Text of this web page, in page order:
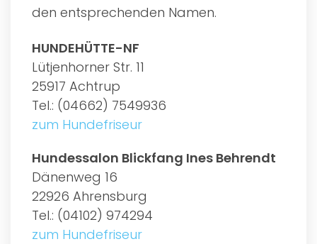
den entsprechenden Namen.
HUNDEHÜTTE-NF
Lütjenhorner Str. 11
25917 Achtrup
Tel.: (04662) 7549936
zum Hundefriseur
Hundessalon Blickfang Ines Behrendt
Dänenweg 16
22926 Ahrensburg
Tel.: (04102) 974294
zum Hundefriseur